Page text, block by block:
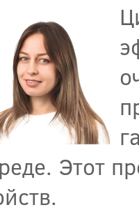
Этот